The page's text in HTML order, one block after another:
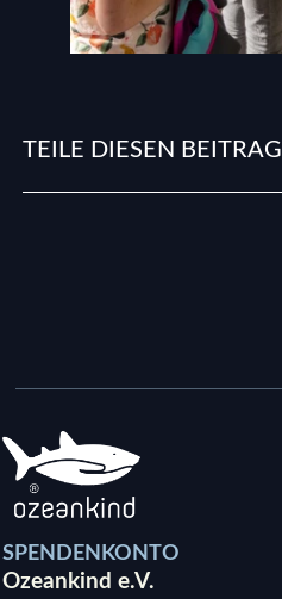
TEILE DIESEN BEITRAG
SPENDENKONTO
Ozeankind e.V.